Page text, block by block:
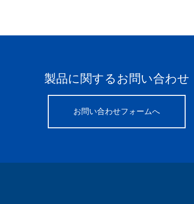
製品に関するお問い合わせ
お問い合わせフォームへ